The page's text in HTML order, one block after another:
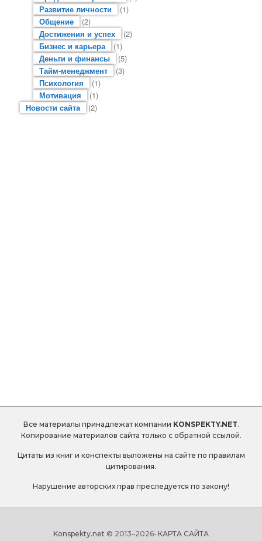
Развитие личности
(1)
Общение
(2)
Достижения и успех
(2)
Бизнес и карьера
(1)
Деньги и финансы
(5)
Тайм-менеджмент
(3)
Психология
(1)
Мотивация
(1)
Новости сайта
(2)
Все материалы принадлежат компании KONSPEKTY.NET.
Копирование материалов сайта только с обратной ссылой.
Цитаты из книг и конспекты выложены на сайте по правилам
цитирования.
Нарушение авторских прав преследуется по закону!
Konspekty.net © 2013–2026• КАРТА САЙТА